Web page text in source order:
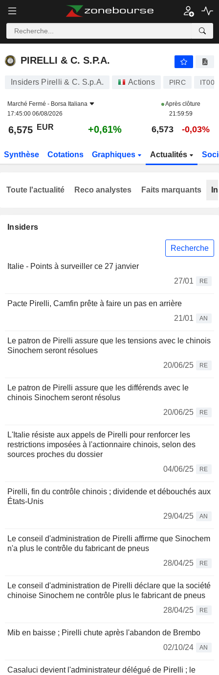
PIRELLI & C. S.P.A.
PIRELLI & C. S.P.A.
Insiders Pirelli & C. S.p.A. Actions PIRC
Marché Fermé - Borsa Italiana
17:45:00 06/08/2026
Après clôture
21:59:59
6,575 EUR +0,61% 6,573 -0,03%
Synthèse Cotations Graphiques Actualités
Insiders
Recherche
Italie - Points à surveiller ce 27 janvier
27/01
RE
Pacte Pirelli, Camfin prête à faire un pas en arrière
21/01
AN
Le patron de Pirelli assure que les tensions avec le chinois
Sinochem seront résolues
20/06/25
RE
Le patron de Pirelli assure que les différends avec le
chinois Sinochem seront résolus
20/06/25
RE
L'Italie résiste aux appels de Pirelli pour renforcer les
restrictions imposées à l'actionnaire chinois, selon des
sources proches du dossier
04/06/25
RE
Pirelli, fin du contrôle chinois ; dividende et débouchés aux
États-Unis
29/04/25
AN
Le conseil d'administration de Pirelli affirme que Sinochem
n'a plus le contrôle du fabricant de pneus
28/04/25
RE
Le conseil d'administration de Pirelli déclare que la société
chinoise Sinochem ne contrôle plus le fabricant de pneus
28/04/25
RE
Mib en baisse ; Pirelli chute après l'abandon de Brembo
02/10/24
AN
Casaluci devient l'administrateur délégué de Pirelli ; le
Toute l'actualité Reco analystes Faits marquants